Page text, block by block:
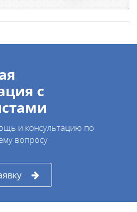
с
и консультацию по
вопросу